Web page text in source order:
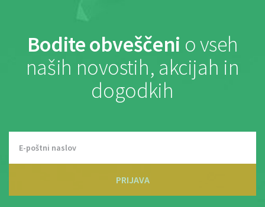
Bodite obveščeni o vseh
naših novostih, akcijah in
dogodkih
PRIJAVA